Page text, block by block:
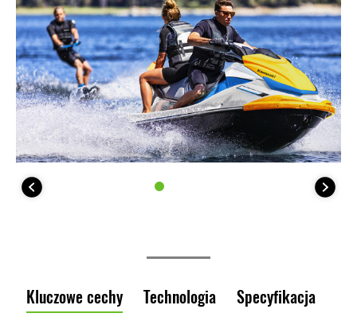
Kluczowe cechy Technologia Specyfikacja